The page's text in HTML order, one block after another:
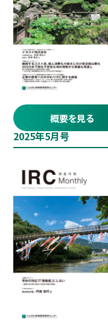
概要を見る
2025年5月号